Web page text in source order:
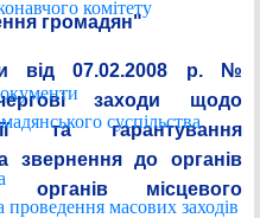
комітету
суспільства
проведення масових заходів
громадян"
від 07.02.2008 р. №
заходи щодо
та гарантування
звернення до органів
місцевого